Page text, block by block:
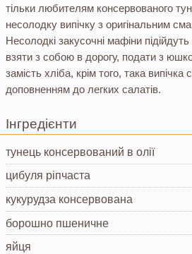
тільки любителям консервованого
несолодку випічку з оригінальним
Несолодкі закусочні мафіни
взяти з собою в дорогу, подати з
замість хліба, крім того, така випічка
доповненням до легких салатів.
Інгредієнти
тунець консервований в олії
цибуля ріпчаста
кукурудза консервована
борошно пшеничне
яйця